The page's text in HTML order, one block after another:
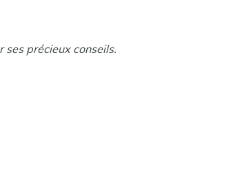
précieux conseils.